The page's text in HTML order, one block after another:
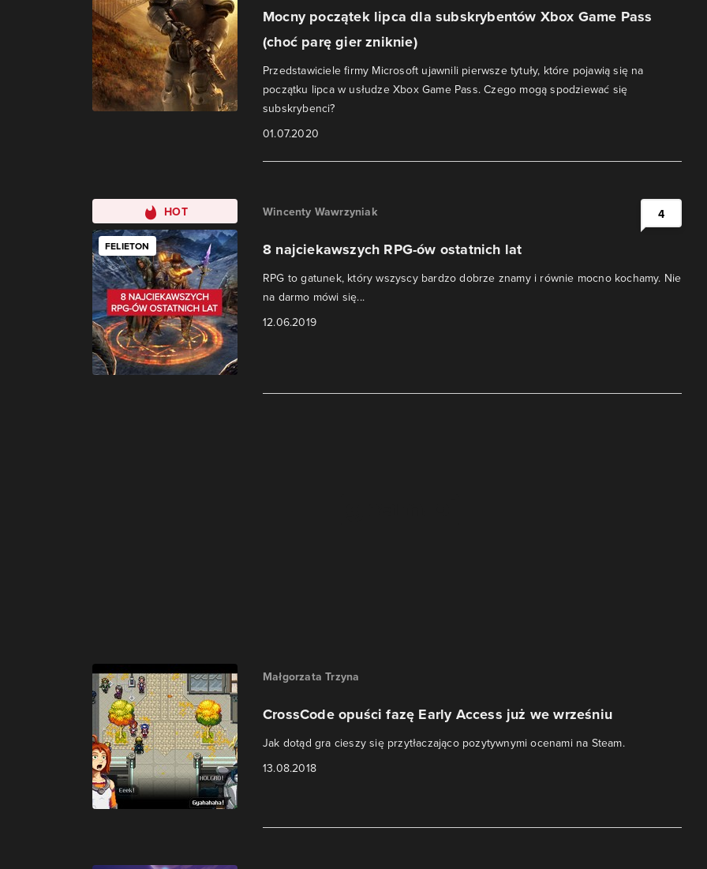
Mocny początek lipca dla subskrybentów Xbox Game Pass
(choć parę gier zniknie)
Przedstawiciele firmy Microsoft ujawnili pierwsze tytuły, które pojawią się na
początku lipca w usłudze Xbox Game Pass. Czego mogą spodziewać się
subskrybenci?
01.07.2020
HOT
FELIETON
Wincenty Wawrzyniak
8 najciekawszych RPG-ów ostatnich lat
RPG to gatunek, który wszyscy bardzo dobrze znamy i równie mocno kochamy. Nie
na darmo mówi się...
12.06.2019
4
Małgorzata Trzyna
CrossCode opuści fazę Early Access już we wrześniu
Jak dotąd gra cieszy się przytłaczająco pozytywnymi ocenami na Steam.
13.08.2018